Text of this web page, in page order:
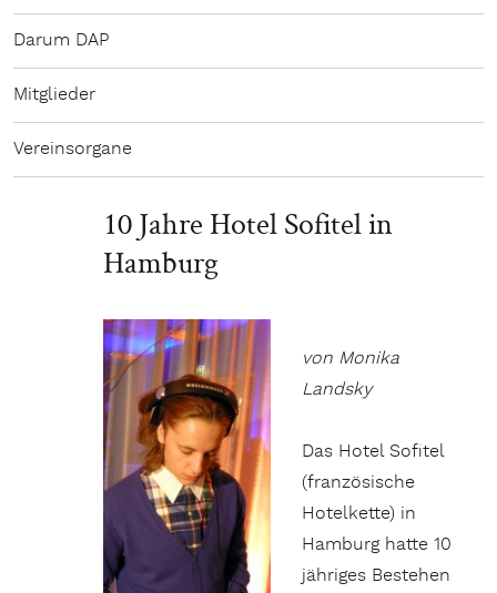
Darum DAP
Mitglieder
Vereinsorgane
10 Jahre Hotel Sofitel in
Hamburg
von Monika
Landsky
Das Hotel Sofitel
(französische
Hotelkette) in
Hamburg hatte 10
jähriges Bestehen